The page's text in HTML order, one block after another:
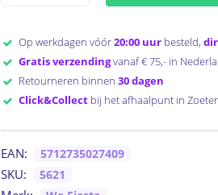
Op werkdagen vóór20:00 uur besteld,
Gratis verzendingvanaf € 75,- in
Retourneren binnen30 dagen
Click&Collect bij het afhaalpunt in
EAN: 5712735027409
SKU: 5621